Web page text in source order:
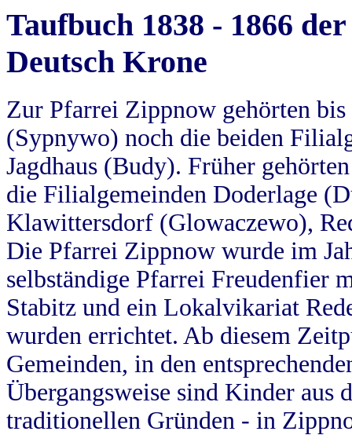
Taufbuch 1838 - 1866
Deutsch Krone
Zur Pfarrei Zippnow gehörten
(Sypnywo) noch die beiden
Jagdhaus (Budy). Früher
die Filialgemeinden Doderlage
Klawittersdorf (Glowaczewo),
Die Pfarrei Zippnow wurde im
selbständige Pfarrei Freudenfier
Stabitz und ein Lokalvikariat
wurden errichtet. Ab diesem
Gemeinden, in den
Übergangsweise sind Kinder aus
traditionellen Gründen - in